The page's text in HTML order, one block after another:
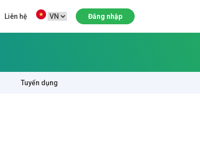
Liên hệ Đăng nhập
Tuyển dụng